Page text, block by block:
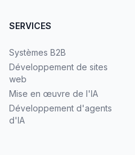
SERVICES
Systèmes B2B
Développement de sites
web
Mise en œuvre de l'IA
Développement d'agents
d'IA